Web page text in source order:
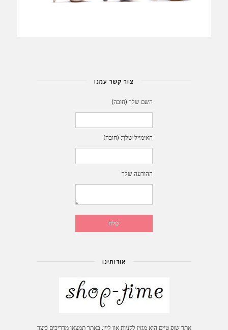
צור קשר עמנו
השם שלך (חובה)
האימייל שלך: (חובה)
ההודעה שלך
אודותינו
אתר שופ טיים הוא מגזין לקניות און ליין, באתר תמצאו מדריכים כיצד